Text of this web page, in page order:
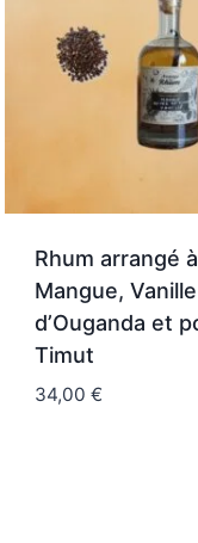
Rhum arrangé
Mangue, Vanille
d’Ouganda et
Timut
34,00 €